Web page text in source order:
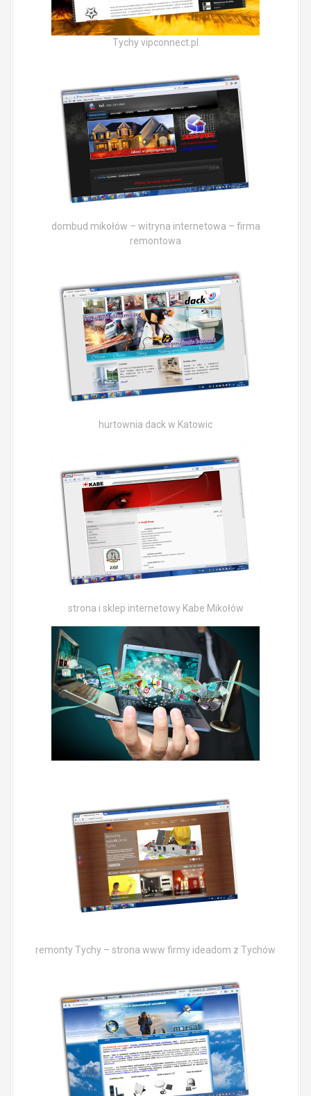
Tychy vipconnect.pl
dombud mikołów – witryna internetowa – firma
remontowa
hurtownia dack w Katowic
strona i sklep internetowy Kabe Mikołów
remonty Tychy – strona www firmy ideadom z Tychów